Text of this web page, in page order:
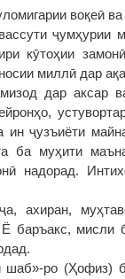
воқеӣ
ҷумҳурии
кӯтоҳии
миллӣ дар
дар аксар
ҷузъиёти
ба муҳити
надорад.
ахиран,
баръакс, мисли
ро (Ҳофиз)